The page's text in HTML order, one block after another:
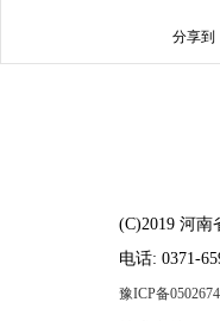
分享到
(C)2019 河
电话: 0371-
豫ICP备